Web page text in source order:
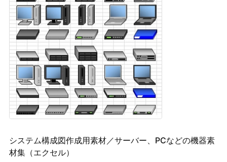
システム構成図作成用素材／サーバー、PCなどの機器素
材集（エクセル）